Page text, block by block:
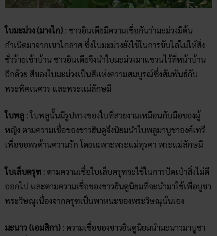
ใบมะม่วง (มางไก) : ชาวอินเดียมีความเชื่อกันว่ามะม่วงมีต้น
กำเนิดมาจากเขาไกลาศ ซึ่งใบมะม่วงยังใช้ในการขับไล่ไม่ให้สิ่ง
ชั่วร้ายเข้าบ้าน ชาวอินเดียจึงนำใบมะม่วงมาแขวนไว้ที่หน้าบ้าน
อีกด้วย สีของใบมะม่วงเป็นสีแห่งความสมบูรณ์ซึ่งสัมพันธ์กับ
พระพิคเนศวร และพระแม่ลักษมี
ใบพลู : ใบพลูนั้นมีรูปทรงของใบที่สวยงามเหมือนกับมือของผู้
หญิง ตามความเชื่อของชาวฮินดูจึงนิยมนำใบพลูมาบูชาองค์เทวี
เพื่อขอพรด้านความรัก โดยเฉพาะพระแม่ทุรคา พระแม่ลักษมี
ใบเล็บครุฑ : ตามความเชื่อใบเล็บครุฑจะใช้ในการปัดเป่าสิ่งไม่ดี
ออกไป และตามความเชื่อของชาวฮินดูนิยมที่จะนำมาใช้เพื่อบูชา
พระวิษณุเนื่องจากครุฑเป็นพาหนะของพระวิษณุนั่นเอง
มะนาว (เอมสิกา) : ความเชื่อของชาวฮินดูนิยมนำมะนาวมาบูชา